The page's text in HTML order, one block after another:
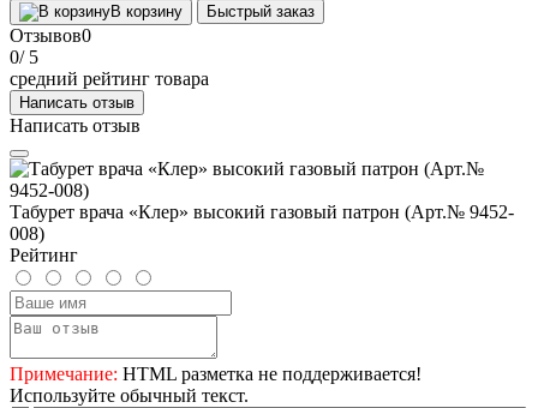
В корзину Быстрый заказ
Отзывов0
0/ 5
средний рейтинг товара
Написать отзыв
Написать отзыв
Табурет врача «Клер» высокий газовый патрон (Арт.№ 9452-
008)
Рейтинг
Примечание: HTML разметка не поддерживается!
Используйте обычный текст.